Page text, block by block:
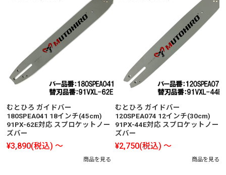
むとひろ ガイドバー
180SPEA041 18インチ(45cm)
91PX-62E対応 スプロケットノー
ズバー
¥3,890(税込) ～
商品を見る
むとひろ ガイドバー
120SPEA074 12インチ(30cm)
91PX-44E対応 スプロケットノー
ズバー
¥2,750(税込) ～
商品を見る